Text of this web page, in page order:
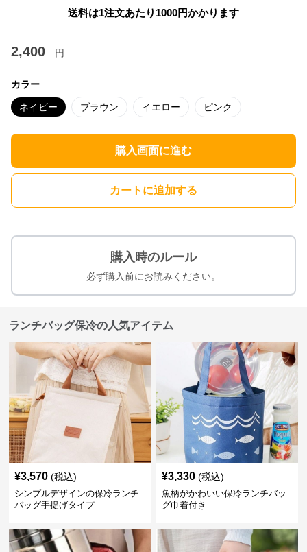
送料は1注文あたり 1000円かかります
2,400 円
カラー
ネイビー ブラウン イエロー ピンク
購入画面に進む
カートに追加する
購入時のルール
必ず購入前にお読みください。
ランチバッグ保冷の人気アイテム
¥3,570 (税込)
シンプルデザインの保冷ランチ
バッグ手提げタイプ
¥3,330 (税込)
魚柄がかわいい保冷ランチバッ
グ巾着付き